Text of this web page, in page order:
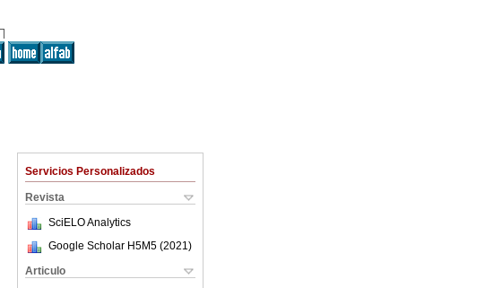
Servicios Personalizados
Revista
SciELO Analytics
Google Scholar H5M5 (2021 )
Articulo